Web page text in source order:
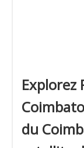
Explorez
du